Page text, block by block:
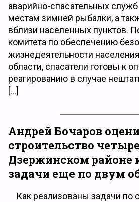
аварийно-спасательных служб
местам зимней рыбалки, а
вблизи населенных пунктов.
комитета по обеспечению
жизнедеятельности
области, спасатели готовы к
реагированию в случае
[…]
Андрей Бочаров
строительство
Дзержинском районе
задачи еще по двум
Как реализованы задачи по